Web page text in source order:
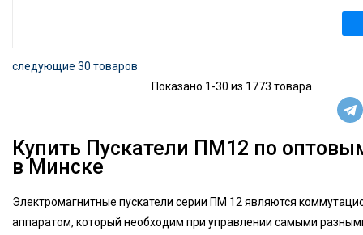
следующие 30 товаров
Показано 1-30 из 1773 товара
Купить Пускатели ПМ12 по
в Минске
Электромагнитные пускатели серии ПМ 12 являются
аппаратом, который необходим при управлении самыми